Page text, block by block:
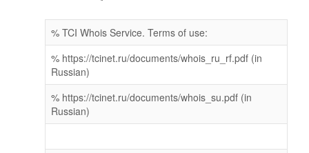
% TCI Whois Service. Terms of use:
% https://tcinet.ru/documents/whois_ru_rf.pdf (in
Russian)
% https://tcinet.ru/documents/whois_su.pdf (in
Russian)